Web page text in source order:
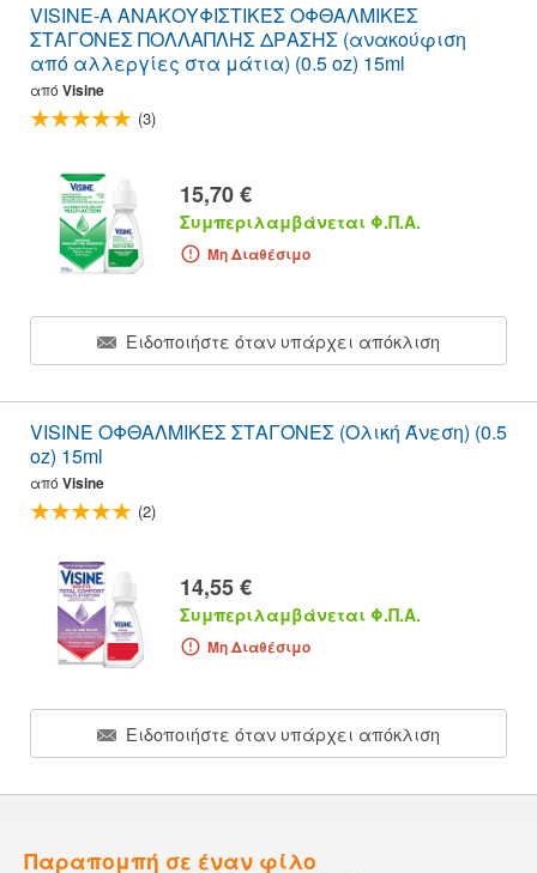
VISINE-A ΑΝΑΚΟΥΦΙΣΤΙΚΈΣ ΟΦΘΑΛΜΙΚΈΣ
ΣΤΑΓΌΝΕΣ ΠΟΛΛΑΠΛΗΣ ΔΡΑΣΗΣ (ανακούφιση
από αλλεργίες στα μάτια) (0.5 oz) 15ml
από Visine
(3)
15,70 €
Συμπεριλαμβάνεται Φ.Π.Α.
Μη Διαθέσιμο
Ειδοποιήστε όταν υπάρχει απόκλιση
VISINE ΟΦΘΑΛΜΙΚΈΣ ΣΤΑΓΌΝΕΣ (Ολική Άνεση) (0.5
oz) 15ml
από Visine
(2)
14,55 €
Συμπεριλαμβάνεται Φ.Π.Α.
Μη Διαθέσιμο
Ειδοποιήστε όταν υπάρχει απόκλιση
Παραπομπή σε έναν φίλο